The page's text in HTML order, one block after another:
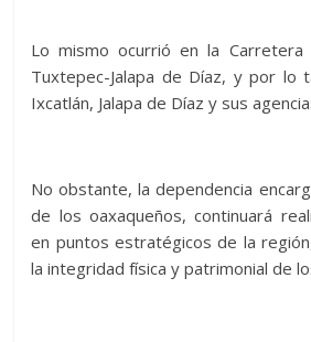
Lo mismo ocurrió en la
Tuxtepec-Jalapa de Díaz, y por lo
Ixcatlán, Jalapa de Díaz y sus
No obstante, la dependencia
de los oaxaqueños, continuará
en puntos estratégicos de la
la integridad física y patrimonial de